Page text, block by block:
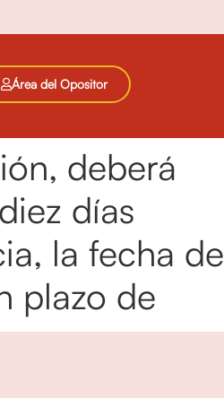
Área del Opositor
deberá
días
la fecha de
plazo de